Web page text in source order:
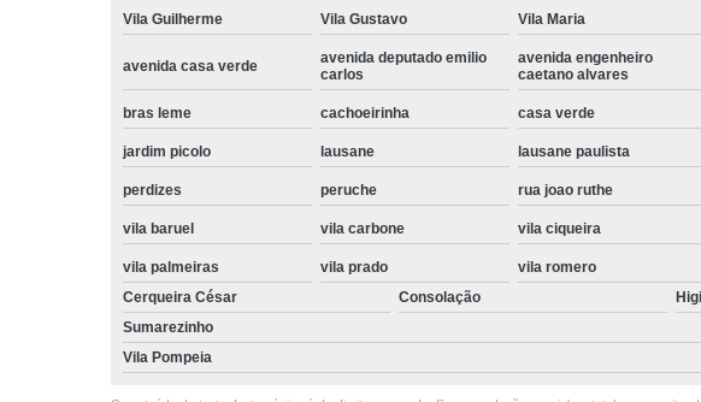
Vila Guilherme Vila Gustavo Vila Maria
avenida casa verde
avenida deputado emilio
carlos
avenida engenheiro
caetano alvares
bras leme cachoeirinha casa verde
jardim picolo lausane lausane paulista
perdizes peruche rua joao ruthe
vila baruel vila carbone vila ciqueira
vila palmeiras vila prado vila romero
Cerqueira César
Consolação
Sumarezinho
Vila Pompeia